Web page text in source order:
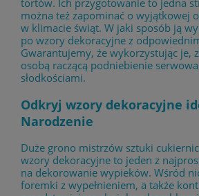
tortów. Ich przygotowanie to jedna
można też zapominać o wyjątkowej
w klimacie świąt. W jaki sposób ją
po wzory dekoracyjne z
Gwarantujemy, że wykorzystując je,
osobą raczącą podniebienie
słodkościami.
Odkryj wzory dekoracyjne
Narodzenie
Duże grono mistrzów sztuki
wzory dekoracyjne to jeden z
na dekorowanie wypieków. Wśród
foremki z wypełnieniem, a także